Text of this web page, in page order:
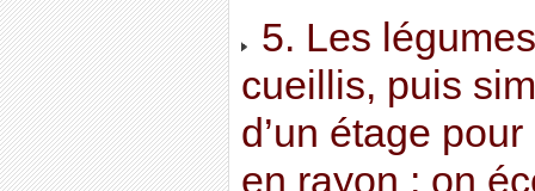
5. Les
cueillis, puis
d’un étage
en rayon ; on